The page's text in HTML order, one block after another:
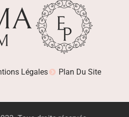
Légales Plan Du Site